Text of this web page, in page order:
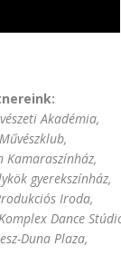
Akadémia,
Kamaraszínház,
gyerekszínház,
Iroda,
Dance
Duna Plaza,